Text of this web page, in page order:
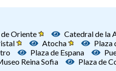
de Oriente Catedral de la
Atocha Plaza
Plaza de Espana
Reina Sofia Plaza de